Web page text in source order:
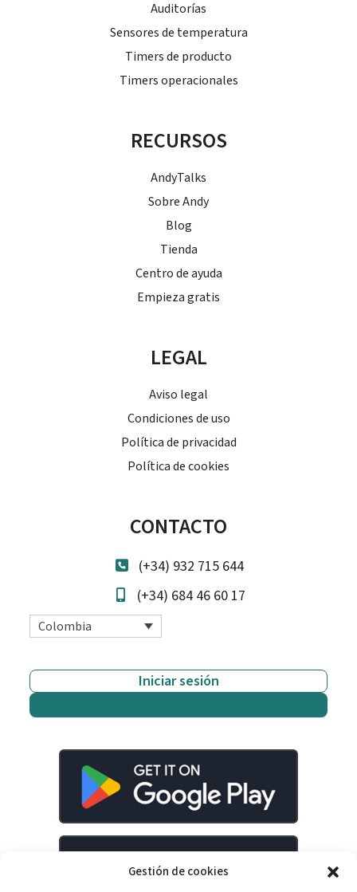
Gestión de cookies
Auditorías
Sensores de temperatura
Timers de producto
Timers operacionales
RECURSOS
AndyTalks
Sobre Andy
Blog
Tienda
Centro de ayuda
Empieza gratis
LEGAL
Aviso legal
Condiciones de uso
Política de privacidad
Política de cookies
CONTACTO
(+34) 932 715 644
(+34) 684 46 60 17
Colombia
Iniciar sesión